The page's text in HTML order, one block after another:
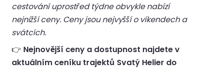
cestování uprostřed týdne obvykle nabízí
nejnižší ceny. Ceny jsou nejvyšší o víkendech a
svátcích.
👉 Nejnovější ceny a dostupnost najdete v
aktuálním ceníku trajektů Svatý Helier do